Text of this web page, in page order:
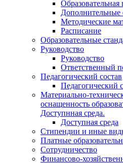
Образовательная
Дополнительные
Методические
Расписание
Образовательные
Руководство
Руководство
Ответственный
Педагогический состав
Педагогический
Материально-
оснащенность
Доступнная среда.
Доступная среда
Стипендии и иные
Платные
Сотрудничество
Финансово-